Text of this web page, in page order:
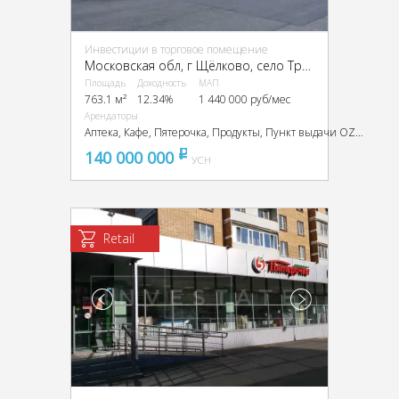
Инвестиции в торговое помещение
Площадь
763.1 м²
Доходность
12.34%
МАП
1 440 000 руб/мес
Арендаторы
Аптека, Кафе, Пятерочка, Продукты, Пункт выдачи OZON, Пункт выдачи Wildberries
140 000 000 pуб
УСН
Retail